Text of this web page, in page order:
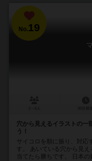
No.19
穴から見えるイラストの一
う！
サイコロを順に振り、対応
す。 あいている穴から見え
当てたら勝ちです。 日本の